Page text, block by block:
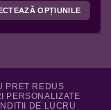
40,0
la
OPȚIUNILE
mai
multe
variații.
PRET REDUS
PERSONALIZATE
DE LUCRU